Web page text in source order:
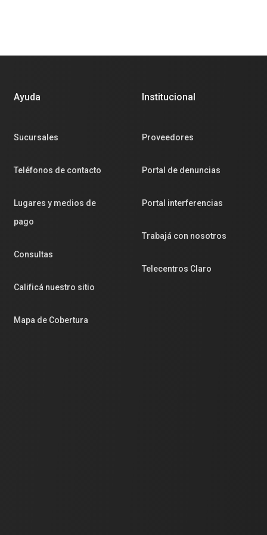
Ayuda
Sucursales
Teléfonos de contacto
Lugares y medios de
pago
Consultas
Calificá nuestro sitio
Mapa de Cobertura
Institucional
Proveedores
Portal de denuncias
Portal interferencias
Trabajá con nosotros
Telecentros Claro